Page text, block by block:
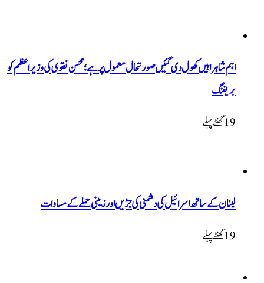
اہم شاہراہیں کھول دی گئیں صورتحال معمول پر ہے؛ محسن نقوی کی وزیراعظم کو
بریفنگ
19 گھنٹےپہلے
لبنان کے ساتھ اسرائیل کی دشمنی کی جڑیں اور زمینی حملے کے مساوات
19 گھنٹےپہلے